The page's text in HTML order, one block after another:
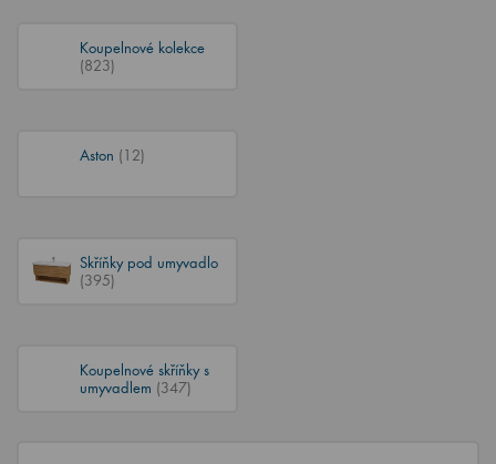
Koupelnové kolekce
(823)
Aston (12)
Skříňky pod umyvadlo
(395)
Koupelnové skříňky s
umyvadlem (347)